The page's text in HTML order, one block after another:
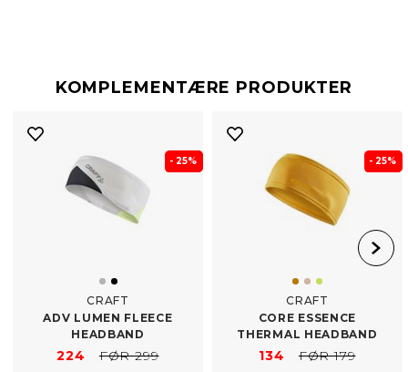
KOMPLEMENTÆRE PRODUKTER
- 25%
CRAFT
ADV LUMEN FLEECE
HEADBAND
224 FØR 299
- 25%
CRAFT
CORE ESSENCE
THERMAL HEADBAND
134 FØR 179